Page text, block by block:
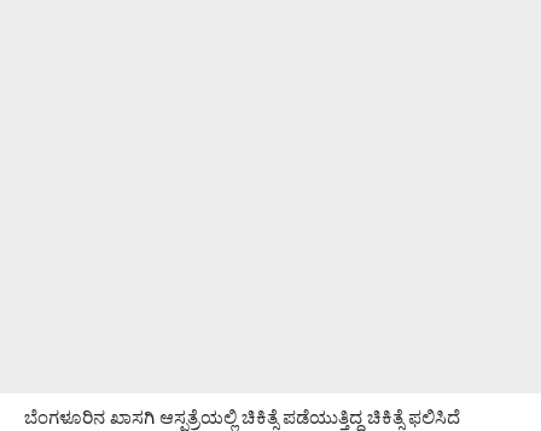
ಬೆಂಗಳೂರಿನ ಖಾಸಗಿ ಆಸ್ಪತ್ರೆಯಲ್ಲಿ ಚಿಕಿತ್ಸೆ ಪಡೆಯುತ್ತಿದ್ದ ಚಿಕಿತ್ಸೆ ಫಲಿಸಿದೆ